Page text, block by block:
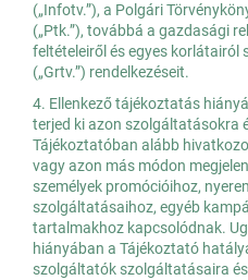
(„Infotv.”), a Polgári
(„Ptk.”), továbbá a gazdasági
feltételeiről és egyes korlátairól
(„Grtv.”) rendelkezéseit.
4. Ellenkező tájékoztatás
terjed ki azon szolgáltatásokra
Tájékoztatóban alább
vagy azon más módon
személyek promócióihoz,
szolgáltatásaihoz, egyéb
tartalmakhoz kapcsolódnak.
hiányában a Tájékoztató
szolgáltatók szolgáltatásaira